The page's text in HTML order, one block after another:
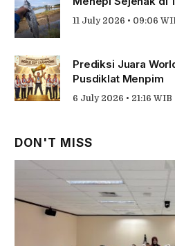
11 July 2026 • 09:06
Prediksi Juara
Pusdiklat Menpim
6 July 2026 • 21:16 WIB
DON'T MISS